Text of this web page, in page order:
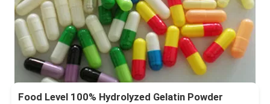
Food Level 100% Hydrolyzed Gelatin Powder